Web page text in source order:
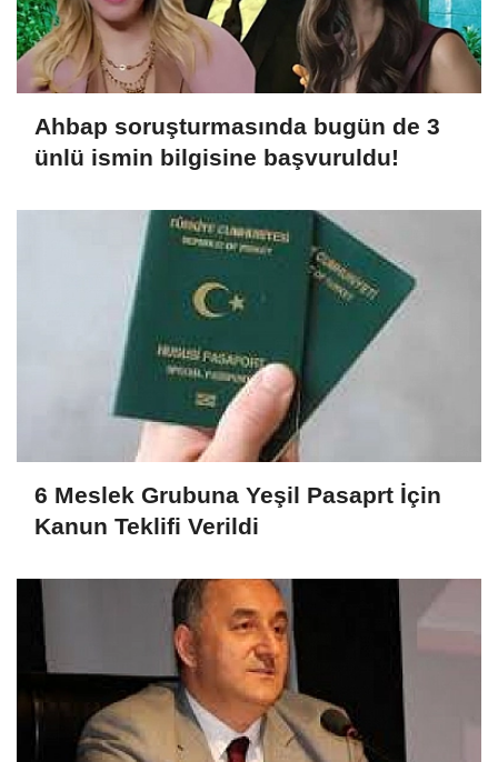
Ahbap soruşturmasında bugün de 3
ünlü ismin bilgisine başvuruldu!
6 Meslek Grubuna Yeşil Pasaprt İçin
Kanun Teklifi Verildi